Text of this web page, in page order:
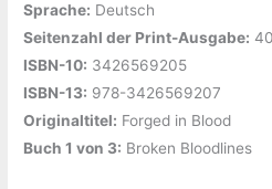
Sprache: ‎Deutsch
Seitenzahl der Print-Ausgabe:
ISBN-10: ‎3426569205
ISBN-13: ‎978-3426569207
Originaltitel: ‎Forged in Blood
Buch 1 von 3: ‎Broken Bloodlines